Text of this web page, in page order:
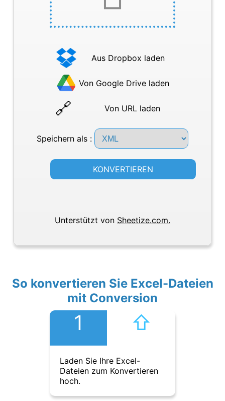
Aus Dropbox laden
Von Google Drive laden
Von URL laden
Speichern als :
KONVERTIEREN
Unterstützt von Sheetize.com.
So konvertieren Sie Excel-Dateien
mit Conversion
1 ⇧︎
Laden Sie Ihre Excel-
Dateien zum Konvertieren
hoch.